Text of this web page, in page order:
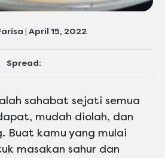
| April 15, 2022
Spread:
sahabat sejati semua
mudah diolah, dan
Buat kamu yang mulai
masakan sahur dan